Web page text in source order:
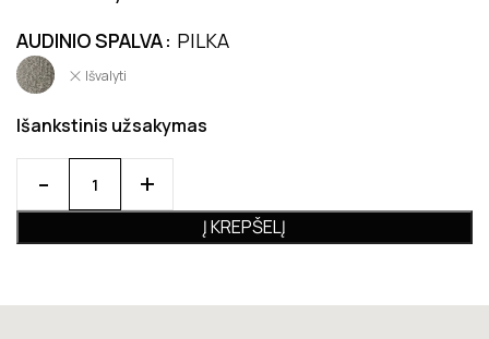
AUDINIO SPALVA PILKA
Išvalyti
Išankstinis užsakymas
Į KREPŠELĮ